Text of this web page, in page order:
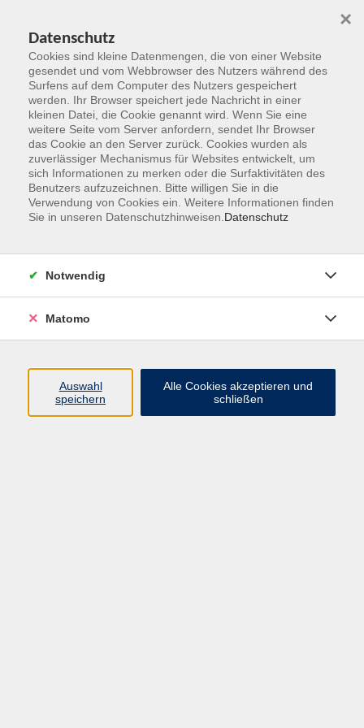
Zum Hauptinhalt springen
Der Kurs konnte nicht gefunden werden.
Erich-Kästner-Str. 5
65232 Taunusstein
info@vhs-rtk.de
Tel: 06128-92770
Datenschutz
Cookies sind kleine Datenmengen, die von einer Website
gesendet und vom Webbrowser des Nutzers während des
Surfens auf dem Computer des Nutzers gespeichert
werden. Ihr Browser speichert jede Nachricht in einer
kleinen Datei, die Cookie genannt wird. Wenn Sie eine
weitere Seite vom Server anfordern, sendet Ihr Browser
das Cookie an den Server zurück. Cookies wurden als
zuverlässiger Mechanismus für Websites entwickelt, um
sich Informationen zu merken oder die Surfaktivitäten des
Benutzers aufzuzeichnen. Bitte willigen Sie in die
Verwendung von Cookies ein. Weitere Informationen finden
Sie in unseren Datenschutzhinweisen. Datenschutz
×
Notwendig
Matomo
Auswahl
speichern
Alle Cookies akzeptieren und
schließen